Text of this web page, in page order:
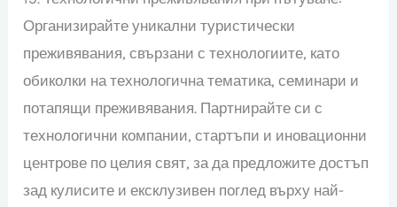
Организирайте уникални туристически
преживявания, свързани с технологиите, като
обиколки на технологична тематика, семинари и
потапящи преживявания. Партнирайте си с
технологични компании, стартъпи и иновационни
центрове по целия свят, за да предложите достъп
зад кулисите и ексклузивен поглед върху най-